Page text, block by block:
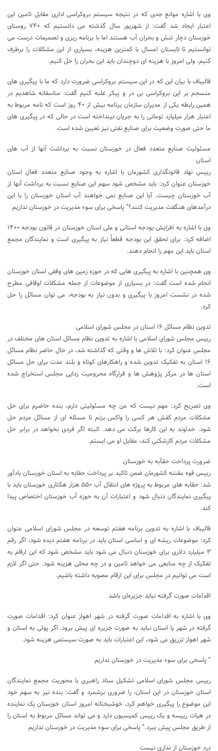
وی با اشاره موانع جدی که در نتیجه سیستم بروکراسی اداری مقابل تامین این
اعتبار ایجاد شد گفت: از شهریور سال گذشته می دانستیم که ۷۴۰ روستای
خوزستان دچار تنش و بحران آب هستند اما با برنامه ریزی و تصمیمات درست می
توانستیم تا تابستان امسال با کمترین هزینه، بسیاری از این مشکلات را برطرف
کنیم، ولی امروز با هزینه ای دوچندان باید این بحران را حل کنیم.
قالیباف با بیان این که در این سیستم بروکراسی ضرورت دارد که ما با پیگیری های
منسجم بر این بروکراسی بی در و پیکر غلبه کنیم گفت: متاسفانه شاهدیم در
همین رابطه یکی از مدیران سازمان برنامه بیش از ۴۰ روز است که نامه مربوط به
اعتبار هزار میلیارد تومانی را به جریان نینداخته است در حالی که در پیگیری های
ما حتی صورت وضعیت برای صنایع نفتی نیز تعیین شده است.
مسئولیت صنایع متعدد فعال در خوزستان نسبت به برداشت آنها از آب های
استان
رییس نهاد قانونگذاری کشورمان با اشاره به وجود صنایع متعدد فعال استان
خوزستان عنوان کرد: باید مشخص شود سهم این صنایع نسبت به برداشت آنها از
آب خوزستان چیست. آیا این صنایع نمی خواهند آب استان خوزستان را با این
درآمدهای هنگفت مدیریت کنند؟” پاسخی برای سوء مدیریت در خوزستان نداریم
وی با اشاره به افزایش بودجه استانی و ملی استان خوزستان در قانون بودجه ۱۴۰۰
اضافه کرد: برای تحقق این بودجه قطعاً نیاز به پیگیری است و نمایندگان مجمع
استان باید این مهم را انجام دهند.
وی همچنین با اشاره به پیگیری هایی که در حوزه زمین های وقفی استان خوزستان
انجام شده است گفت: در بسیاری از موضوعات از جمله مشکلات اوقافی مطرح
شده در نشست امروز با پیگیری و بدون نیاز به بودجه، می توان مسائل را حل
کرد.
تدوین نظام مسائل ۱۶ استان در مجلس شورای اسلامی
رییس مجلس شورای اسلامی با اشاره به تدوین نظام مسائل استان های مختلف در
مجلس عنوان کرد: با تلاش ها و وقتی که گذاشته شد، در حال حاضر نظام مسائل
۱۶ استان به تفکیک تدوین شده و راهکارهای کوتاه و بلند مدت برای حل مسائل
استان ها در مرکز پژوهش ها و قرارگاه محرومیت زدایی مجلس استخراج شده
است.
وی تصریح کرد: مهم نیست که من چه مسئولیتی دارم، بنده حاضرم برای حل
مشکلات مردم کفش هر کسی را واکس بزنم تا مسئله ای از مسائل مردم حل
شود. خداوند به این کارها برکت می دهد. البته اگر فردی بخواهد در برابر حل
مشکلات مردم کارشکنی کند، مقابل او می ایستم.
ضرورت پرداخت حقآبه به خوزستان
رییس قوه مقننه کشورمان ضمن تاکید بر پرداخت حقابه به استان خوزستان یادآور
شد: حقابه های مربوط به پروژه های انتقال آب ۵۵۰ هزار هکتاری خوزستان باید با
پیگیری نمایندگان دنبال شود و اعتبارات آن به حوزه آب خوزستان اختصاص پیدا
کند.
قالیباف با اشاره به تدوین برنامه هفتم توسعه در مجلس شورای اسلامی عنوان
کرد: موضوعات ریشه ای و اساسی استان باید در برنامه هفتم دیده شود، اگر رقم
۳ میلیارد دلاری برای خوزستان دنبال می شود باید مشخص شود که این ارقام به
تفکیک از چه منابعی می خواهد تامین و در چه محلی هزینه شود. حتی اگر لازم
است می توانیم در مجلس برای این ارقام مصوبه داشته باشیم.
اقدامات صورت گرفته نباید جزیره‌ای باشد
وی با اشاره به اقدامات صورت گرفته در شهر اهواز عنوان کرد: اقدامات صورت
گرفته در شهر یا استان نباید به صورت جزیره ای پیش برود. اگر پولی به استان و
شهر اهواز تزریق می شود، این اعتبارات باید به صورت سیستمی هزینه شود.
” پاسخی برای سوء مدیریت در خوزستان نداریم
رییس مجلس شورای اسلامی تشکیل ستاد راهبری با محوریت مجمع نمایندگان
استان خوزستان در این استان، را ضروری برشمرد و گفت: بنده نیز به سهم خود
این موضوع را پیگیری خواهم کرد، خوشبختانه امروز استان خوزستان یک نماینده
در هیات رییسه و یک رییس کمیسیون دارد و می تواند مسائل مربوط به استان را
از طریق مجلس پیش ببرد.” پاسخی برای سوء مدیریت در خوزستان نداریم
درد خوزستان از نداری نیست